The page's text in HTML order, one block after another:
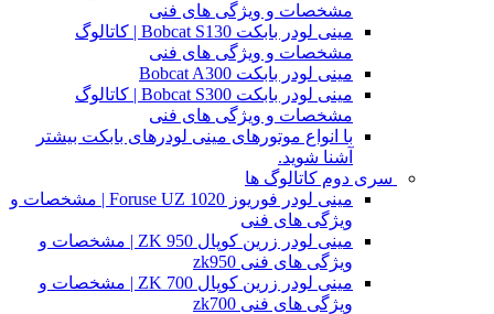
مشخصات و ویژگی های فنی
مینی لودر بابکت Bobcat S130 | کاتالوگ
مشخصات و ویژگی های فنی
مینی لودر بابکت Bobcat A300
مینی لودر بابکت Bobcat S300 | کاتالوگ
مشخصات و ویژگی های فنی
با انواع موتورهای مینی لودرهای بابکت بیشتر
آشنا شوید.
سری دوم کاتالوگ ها
مینی لودر فوریوز Foruse UZ 1020 | مشخصات و
ویژگی های فنی
مینی لودر زرین کوپال ZK 950 | مشخصات و
ویژگی های فنی zk950
مینی لودر زرین کوپال ZK 700 | مشخصات و
ویژگی های فنی zk700